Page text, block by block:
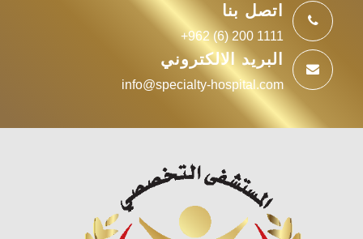
اتصل بنا
+962 (6) 200 1111
البريد الالكتروني
info@specialty-hospital.com